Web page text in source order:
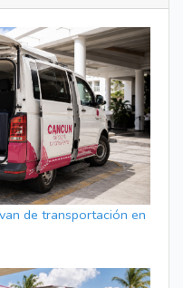
de transportación en